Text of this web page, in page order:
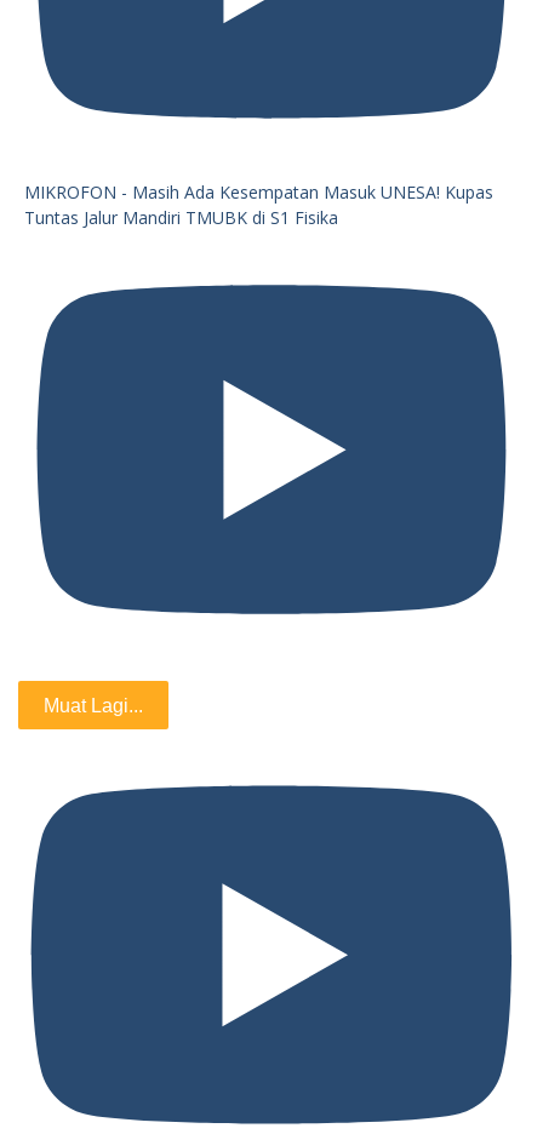
MIKROFON - Masih Ada Kesempatan Masuk UNESA! Kupas
Tuntas Jalur Mandiri TMUBK di S1 Fisika
Muat Lagi...